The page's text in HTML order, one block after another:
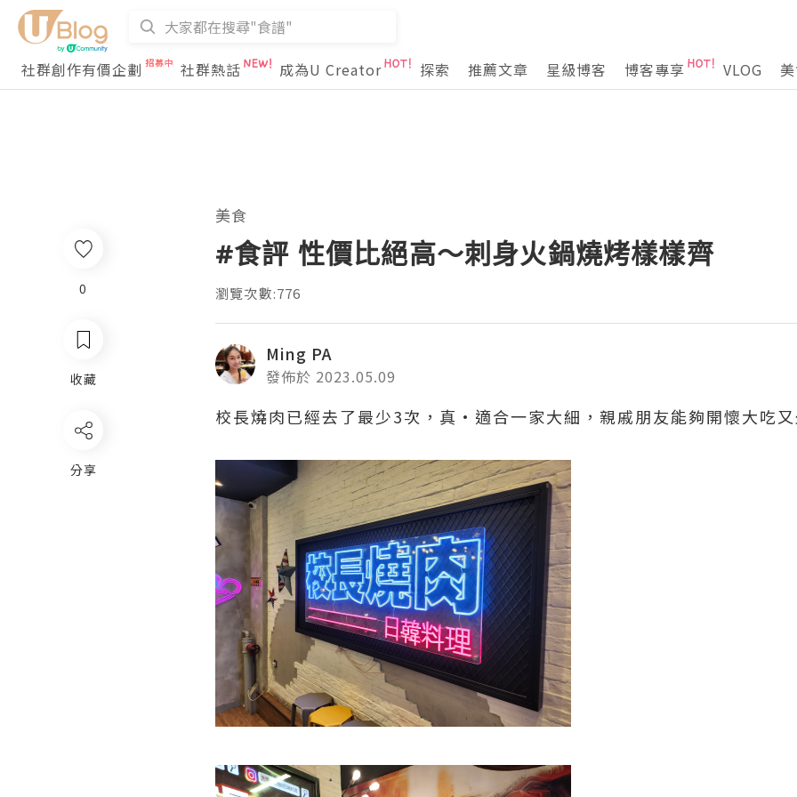
社群創作有價企劃
社群熱話 成為U Creator 探索 推薦文章 星級博客 博客專享 VLOG
0
收藏
分享
美食
#食評 性價比絕高～刺身火鍋燒烤樣樣齊
瀏覽次數:776
Ming PA
發佈於 2023.05.09
校長燒肉已經去了最少3次，真•適合一家大細，親戚朋友能夠開懷大吃又